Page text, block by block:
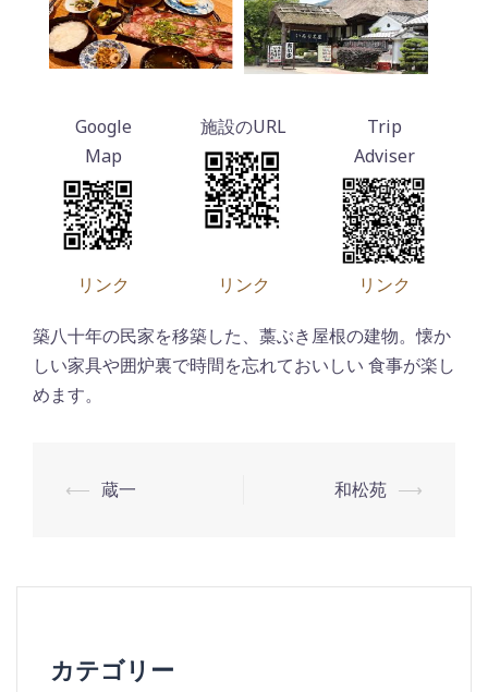
リンク リンク リンク
築八十年の民家を移築した、藁ぶき屋根の建物。懐か
しい家具や囲炉裏で時間を忘れておいしい 食事が楽し
めます。
投
ビ
⟵ 蔵一 和松苑 ⟶
カテゴリー